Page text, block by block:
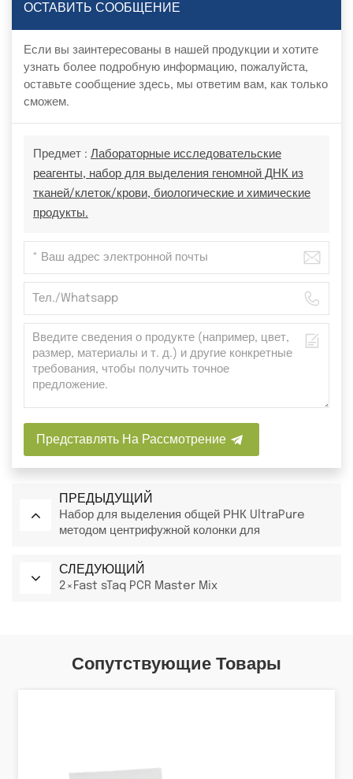
ОСТАВИТЬ СООБЩЕНИЕ
Если вы заинтересованы в нашей продукции и хотите
узнать более подробную информацию, пожалуйста,
оставьте сообщение здесь, мы ответим вам, как только
сможем.
Предмет : Лабораторные исследовательские
реагенты, набор для выделения геномной ДНК из
тканей/клеток/крови, биологические и химические
продукты.
Представлять На Рассмотрение
ПРЕДЫДУЩИЙ
Набор для выделения общей РНК UltraPure
методом центрифужной колонки для
СЛЕДУЮЩИЙ
2×Fast sTaq PCR Master Mix
Сопутствующие Товары